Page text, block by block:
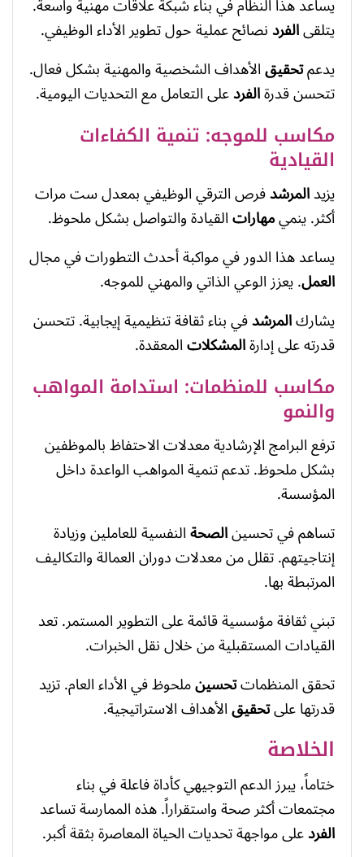
يتلقىالفردنصائح عملية حول تطوير الأداء الوظيفي.
يدعمتحقيقالأهداف الشخصية والمهنية بشكل فعال.
تتحسن قدرةالفردعلى التعامل مع التحديات اليومية.
مكاسب للموجه: تنمية الكفاءات
القيادية
يزيدالمرشدفرص الترقي الوظيفي بمعدل ست مرات
أكثر. ينميمهاراتالقيادة والتواصل بشكل ملحوظ.
يساعد هذا الدور في مواكبة أحدث التطورات في مجال
العمل. يعزز الوعي الذاتي والمهني للموجه.
يشاركالمرشدفي بناء ثقافة تنظيمية إيجابية. تتحسن
قدرته على إدارةالمشكلاتالمعقدة.
مكاسب للمنظمات: استدامة المواهب
والنمو
ترفع البرامج الإرشادية معدلات الاحتفاظ بالموظفين
بشكل ملحوظ. تدعم تنمية المواهب الواعدة داخل
المؤسسة.
تساهم في تحسينالصحةالنفسية للعاملين وزيادة
إنتاجيتهم. تقلل من معدلات دوران العمالة والتكاليف
المرتبطة بها.
تبني ثقافة مؤسسية قائمة على التطوير المستمر. تعد
القيادات المستقبلية من خلال نقل الخبرات.
تحقق المنظماتتحسينملحوظ في الأداء العام. تزيد
قدرتها علىتحقيقالأهداف الاستراتيجية.
الخلاصة
ختاماً، يبرز الدعم التوجيهي كأداة فاعلة في بناء
مجتمعات أكثر صحة واستقراراً. هذه الممارسة تساعد
الفردعلى مواجهة تحديات الحياة المعاصرة بثقة أكبر.